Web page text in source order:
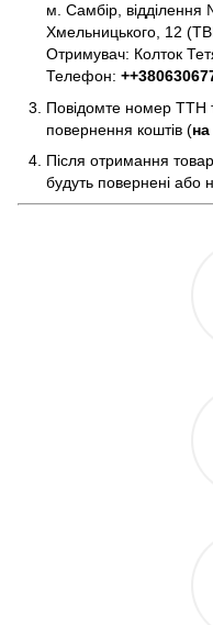
м. Самбір,
Хмельницького, 12
Отримувач: Колток
Телефон: +
Повідомте номер ТТН
повернення коштів (
Після отримання
будуть повернені або